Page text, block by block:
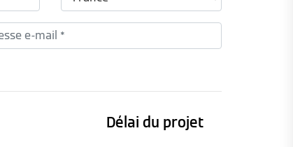
Délai du projet